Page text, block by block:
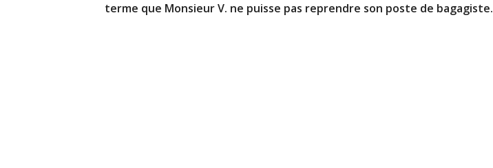
terme que Monsieur V. ne puisse pas reprendre son poste de bagagiste.